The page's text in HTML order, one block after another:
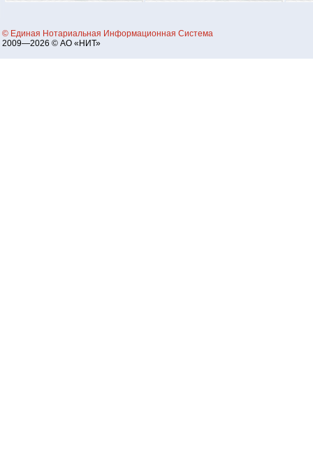
© Единая Нотариальная Информационная Система
2009—2026 © АО «НИТ»